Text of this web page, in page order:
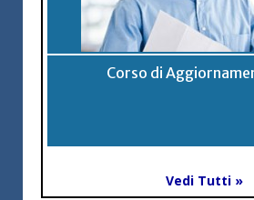
Corso di
Vedi Tutti »